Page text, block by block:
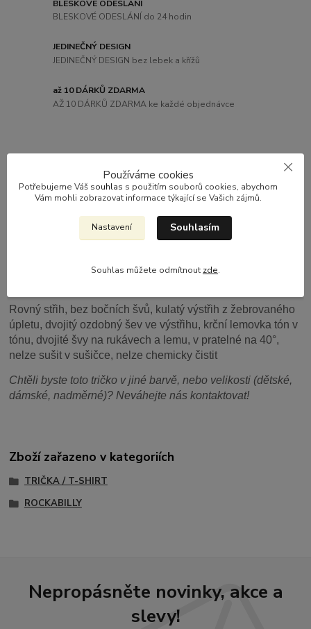
BLESKOVÉ ODESLÁNÍ
BLESKOVÉ ODESLÁNÍ do 24 hodin
JEDINEČNÝ DESIGN
JEDINEČNÝ DESIGN bez lebek a křížů
až 10 DÁRKŮ ZDARMA
AŽ 10 DÁRKŮ ZDARMA ke každé objednávce
Kompletní specifikace
Komentáře 0
Kompletní specifikace
100% bavlna , vysoká gramáž 205g/m2...
Rovný střih, bez bočních švů, kulatý výstřih z žebrovaného
úpletu, dvojitý ozdobný šev ve výstřihu, krční lemovka tón v
tónu, dvojité švy na rukávech a lemu, v pratelné na 40°,
nelze sušit v sušičce, nelze chemicky čistit
Chtěli byste toto tričko v jiné barvě, nebo velikosti (dětské,
dámské, nadměrné)? Neváhejte nás kontaktovat!
Zboží zařazeno v kategoriích
TRIČKA / T-SHIRT
ROCKABILLY
Nepropásněte novinky, akce a
slevy!
Používáme cookies
Potřebujeme Váš souhlas s použitím souborů cookies, abychom
Vám mohli zobrazovat informace týkající se Vašich zájmů.
Nastavení Souhlasím
Souhlas můžete odmítnout zde.